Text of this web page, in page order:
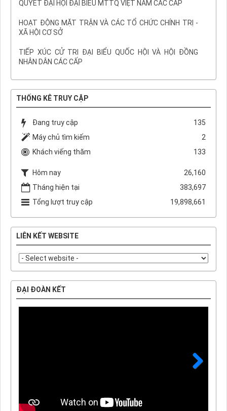
QUYẾT ĐẠI HỘI ĐẠI BIỂU MTTQ VIỆT NAM CÁC CẤP
HOẠT ĐỘNG MẶT TRẬN VÀ CÁC TỔ CHỨC CHÍNH TRỊ -
XÃ HỘI CƠ SỞ
TIẾP XÚC CỬ TRI ĐẠI BIỂU QUỐC HỘI VÀ HỘI ĐỒNG
NHÂN DÂN CÁC CẤP
THỐNG KÊ TRUY CẬP
Đang truy cập
135
Máy chủ tìm kiếm
2
Khách viếng thăm
133
Hôm nay
26,160
Tháng hiện tại
383,697
Tổng lượt truy cập
19,898,661
LIÊN KẾT WEBSITE
ĐẠI ĐOÀN KẾT